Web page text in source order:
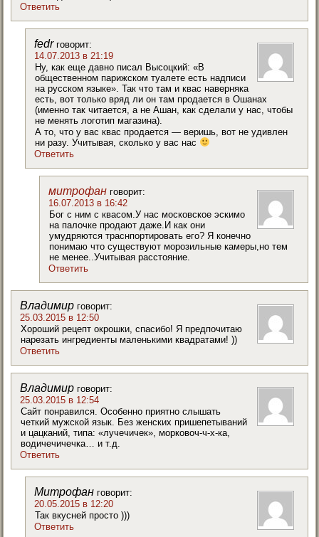
Ответить
fedr говорит:
14.07.2013 в 21:19
Ну, как еще давно писал Высоцкий: «В
общественном парижском туалете есть надписи
на русском языке». Так что там и квас наверняка
есть, вот только вряд ли он там продается в Ошанах
(именно так читается, а не Ашан, как сделали у нас, чтобы
не менять логотип магазина).
А то, что у вас квас продается — веришь, вот не удивлен
ни разу. Учитывая, сколько у вас нас
Ответить
митрофан говорит:
16.07.2013 в 16:42
Бог с ним с квасом.У нас московское эскимо
на палочке продают даже.И как они
умудряются траснпортировать его? Я конечно
понимаю что существуют морозильные камеры,но тем
не менее..Учитывая расстояние.
Ответить
Владимир говорит:
25.03.2015 в 12:50
Хороший рецепт окрошки, спасибо! Я предпочитаю
нарезать ингредиенты маленькими квадратами! ))
Ответить
Владимир говорит:
25.03.2015 в 12:54
Сайт понравился. Особенно приятно слышать
четкий мужской язык. Без женских пришепетываний
и цацканий, типа: «лучечичек», морковоч-ч-x-ка,
водичечичечка… и т.д.
Ответить
Митрофан говорит:
20.05.2015 в 12:20
Так вкусней просто )))
Ответить